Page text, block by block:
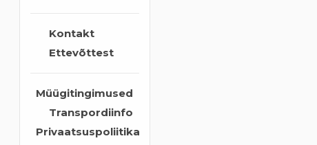
Kontakt
Ettevõttest
Müügitingimused
Transpordiinfo
Privaatsuspoliitika